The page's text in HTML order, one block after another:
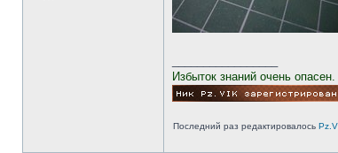
Избыток знаний очень
Последний раз редактировалось